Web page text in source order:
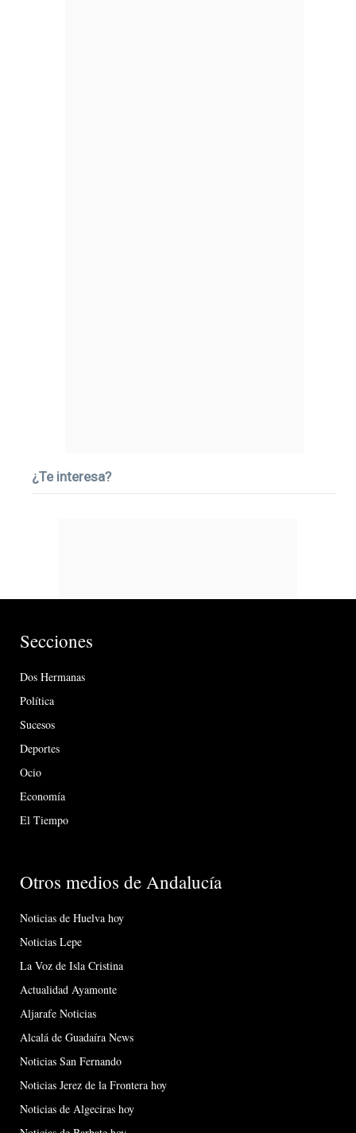
¿Te interesa?
Secciones
Dos Hermanas
Política
Sucesos
Deportes
Ocio
Economía
El Tiempo
Otros medios de Andalucía
Noticias de Huelva hoy
Noticias Lepe
La Voz de Isla Cristina
Actualidad Ayamonte
Aljarafe Noticias
Alcalá de Guadaíra News
Noticias San Fernando
Noticias Jerez de la Frontera hoy
Noticias de Algeciras hoy